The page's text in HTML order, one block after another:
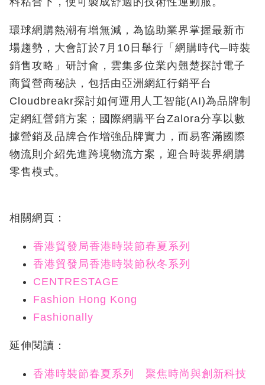
環球網購熱潮有增無減，為協助業界掌握最新市
場趨勢，大會訂於7月10日舉行「網購時代─時裝
銷售攻略」研討會，雲集多位業內翹楚探討電子
商貿營商秘訣，包括由亞洲網紅行銷平台
Cloudbreakr探討如何運用人工智能(AI)為品牌制
定網紅營銷方案；國際網購平台Zalora分享以數
據營銷及品牌合作增強品牌實力，而易客滿國際
物流則介紹先進跨境物流方案，迎合時裝界網購
零售模式。
相關網頁：
香港貿發局香港時裝節春夏系列
香港貿發局香港時裝節秋冬系列
CENTRESTAGE
Fashion Hong Kong
Fashionally
延伸閱讀：
香港時裝節春夏系列 聚焦時尚與創新科技